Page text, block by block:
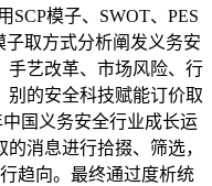
模子、SWOT、PES
子取方式分析阐发义务安
手艺改革、市场风险、行
别的安全科技赋能订价取
国义务安全行业成长运
消息进行拾掇、筛选，
趋向。最终通过度析统